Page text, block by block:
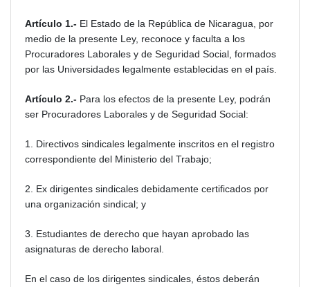
Artículo 1.- El Estado de la República de Nicaragua, por
medio de la presente Ley, reconoce y faculta a los
Procuradores Laborales y de Seguridad Social, formados
por las Universidades legalmente establecidas en el país.
Artículo 2.- Para los efectos de la presente Ley, podrán
ser Procuradores Laborales y de Seguridad Social:
1. Directivos sindicales legalmente inscritos en el registro
correspondiente del Ministerio del Trabajo;
2. Ex dirigentes sindicales debidamente certificados por
una organización sindical; y
3. Estudiantes de derecho que hayan aprobado las
asignaturas de derecho laboral.
En el caso de los dirigentes sindicales, éstos deberán